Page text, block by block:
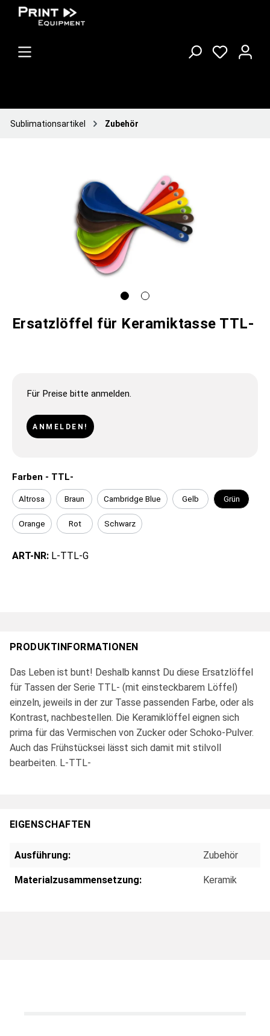
Sublimationsartikel Zubehör
Ersatzlöffel für Keramiktasse TTL-
Für Preise bitte anmelden.
ANMELDEN!
Farben - TTL-
Altrosa Braun Cambridge Blue Gelb Grün
Orange Rot Schwarz
ART-NR: L-TTL-G
PRODUKTINFORMATIONEN
Das Leben ist bunt! Deshalb kannst Du diese Ersatzlöffel
für Tassen der Serie TTL- (mit einsteckbarem Löffel)
einzeln, jeweils in der zur Tasse passenden Farbe, oder als
Kontrast, nachbestellen. Die Keramiklöffel eignen sich
prima für das Vermischen von Zucker oder Schoko-Pulver.
Auch das Frühstücksei lässt sich damit mit stilvoll
bearbeiten. L-TTL-
EIGENSCHAFTEN
Ausführung: Zubehör
Materialzusammensetzung: Keramik